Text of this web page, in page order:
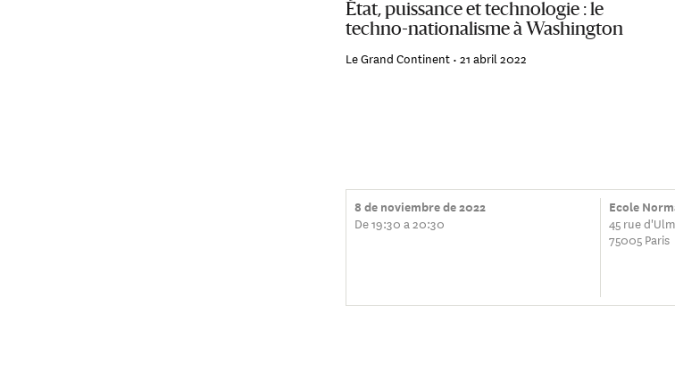
État, puissance et technologie : le
techno-nationalisme à Washington
Le Grand Continent •21 abril 2022
8 de noviembre de 2022
De 19:30 a 20:30
Ecole
45 rue d'Ulm
75005 Paris